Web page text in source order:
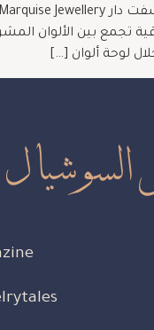
تجمع بين الألوان
لوحة ألوان […]